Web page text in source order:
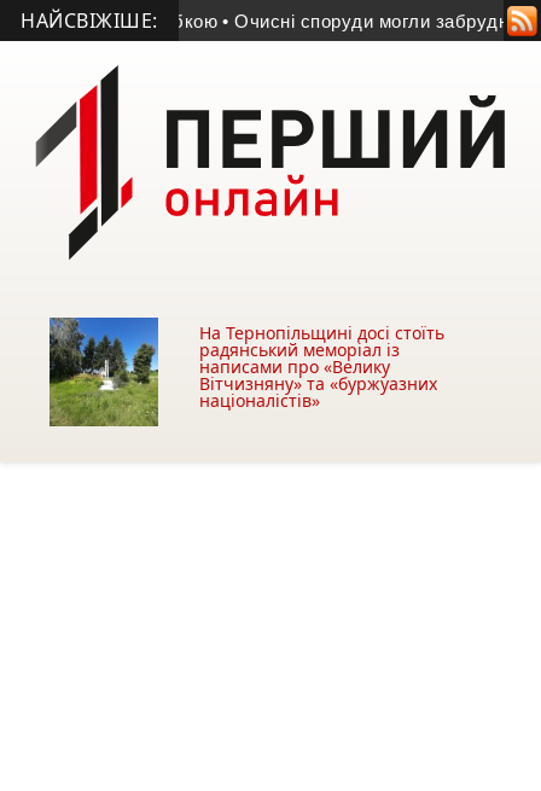
НАЙСВІЖІШЕ:
з підробкою • Очисні споруди могли забруднювати
На Тернопільщині досі стоїть
радянський меморіал із
написами про «Велику
Вітчизняну» та «буржуазних
націоналістів»